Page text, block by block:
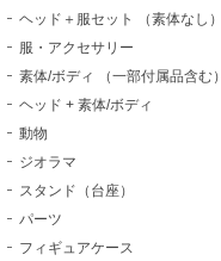
ヘッド＋服セット （素体なし）
服・アクセサリー
素体/ボディ （一部付属品含む）
ヘッド + 素体/ボディ
動物
ジオラマ
スタンド（台座）
パーツ
フィギュアケース